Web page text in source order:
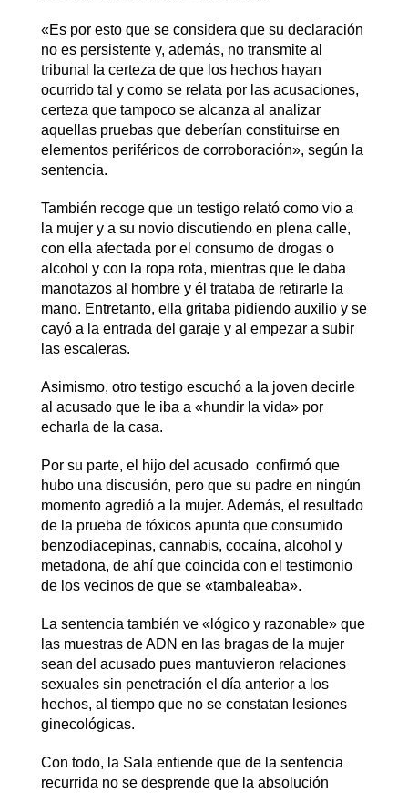
«Es por esto que se considera que su declaración
no es persistente y, además, no transmite al
tribunal la certeza de que los hechos hayan
ocurrido tal y como se relata por las acusaciones,
certeza que tampoco se alcanza al analizar
aquellas pruebas que deberían constituirse en
elementos periféricos de corroboración», según la
sentencia.
También recoge que un testigo relató como vio a
la mujer y a su novio discutiendo en plena calle,
con ella afectada por el consumo de drogas o
alcohol y con la ropa rota, mientras que le daba
manotazos al hombre y él trataba de retirarle la
mano. Entretanto, ella gritaba pidiendo auxilio y se
cayó a la entrada del garaje y al empezar a subir
las escaleras.
Asimismo, otro testigo escuchó a la joven decirle
al acusado que le iba a «hundir la vida» por
echarla de la casa.
Por su parte, el hijo del acusado confirmó que
hubo una discusión, pero que su padre en ningún
momento agredió a la mujer. Además, el resultado
de la prueba de tóxicos apunta que consumido
benzodiacepinas, cannabis, cocaína, alcohol y
metadona, de ahí que coincida con el testimonio
de los vecinos de que se «tambaleaba».
La sentencia también ve «lógico y razonable» que
las muestras de ADN en las bragas de la mujer
sean del acusado pues mantuvieron relaciones
sexuales sin penetración el día anterior a los
hechos, al tiempo que no se constatan lesiones
ginecológicas.
Con todo, la Sala entiende que de la sentencia
recurrida no se desprende que la absolución